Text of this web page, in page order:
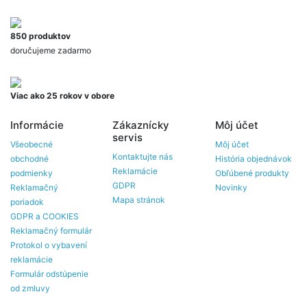
850 produktov
doručujeme zadarmo
Viac ako 25 rokov v obore
Informácie
Všeobecné
obchodné
podmienky
Reklamačný
poriadok
GDPR a COOKIES
Reklamačný formulár
Protokol o vybavení
reklamácie
Formulár odstúpenie
od zmluvy
Zákaznícky
servis
Kontaktujte nás
Reklamácie
GDPR
Mapa stránok
Môj účet
Môj účet
História objednávok
Obľúbené produkty
Novinky